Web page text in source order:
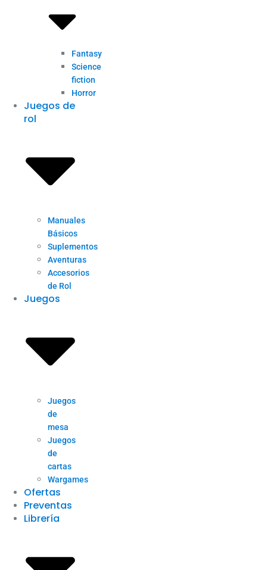
Fantasy
Science
fiction
Horror
Juegos de
rol
Manuales
Básicos
Suplementos
Aventuras
Accesorios
de Rol
Juegos
Juegos
de
mesa
Juegos
de
cartas
Wargames
Ofertas
Preventas
Librería